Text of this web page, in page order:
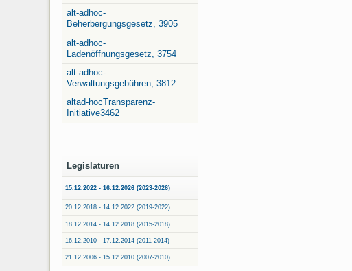
alt-adhoc-
Beherbergungsgesetz, 3905
alt-adhoc-
Ladenöffnungsgesetz, 3754
alt-adhoc-
Verwaltungsgebühren, 3812
altad-hocTransparenz-
Initiative3462
Legislaturen
15.12.2022 - 16.12.2026 (2023-2026)
20.12.2018 - 14.12.2022 (2019-2022)
18.12.2014 - 14.12.2018 (2015-2018)
16.12.2010 - 17.12.2014 (2011-2014)
21.12.2006 - 15.12.2010 (2007-2010)